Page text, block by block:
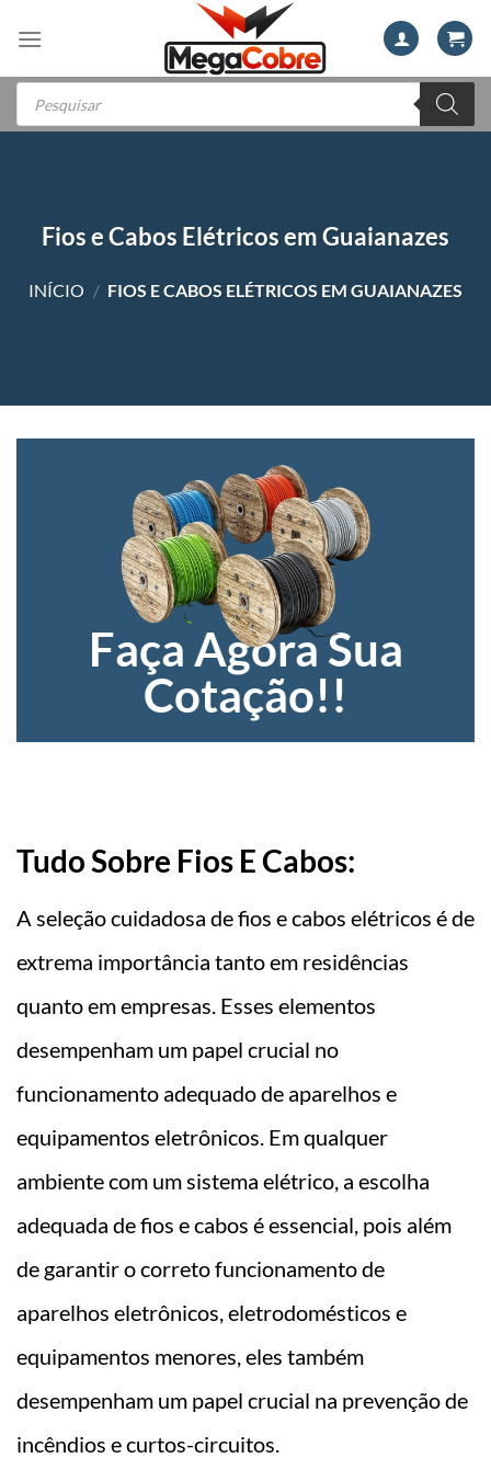
Pesquisar
produtos
Fios e Cabos Elétricos em Guaianazes
INÍCIO / FIOS E CABOS ELÉTRICOS EM GUAIANAZES
Faça Agora Sua
Cotação!!
Tudo Sobre Fios E Cabos:
A seleção cuidadosa de fios e cabos elétricos é de
extrema importância tanto em residências
quanto em empresas. Esses elementos
desempenham um papel crucial no
funcionamento adequado de aparelhos e
equipamentos eletrônicos. Em qualquer
ambiente com um sistema elétrico, a escolha
adequada de fios e cabos é essencial, pois além
de garantir o correto funcionamento de
aparelhos eletrônicos, eletrodomésticos e
equipamentos menores, eles também
desempenham um papel crucial na prevenção de
incêndios e curtos-circuitos.